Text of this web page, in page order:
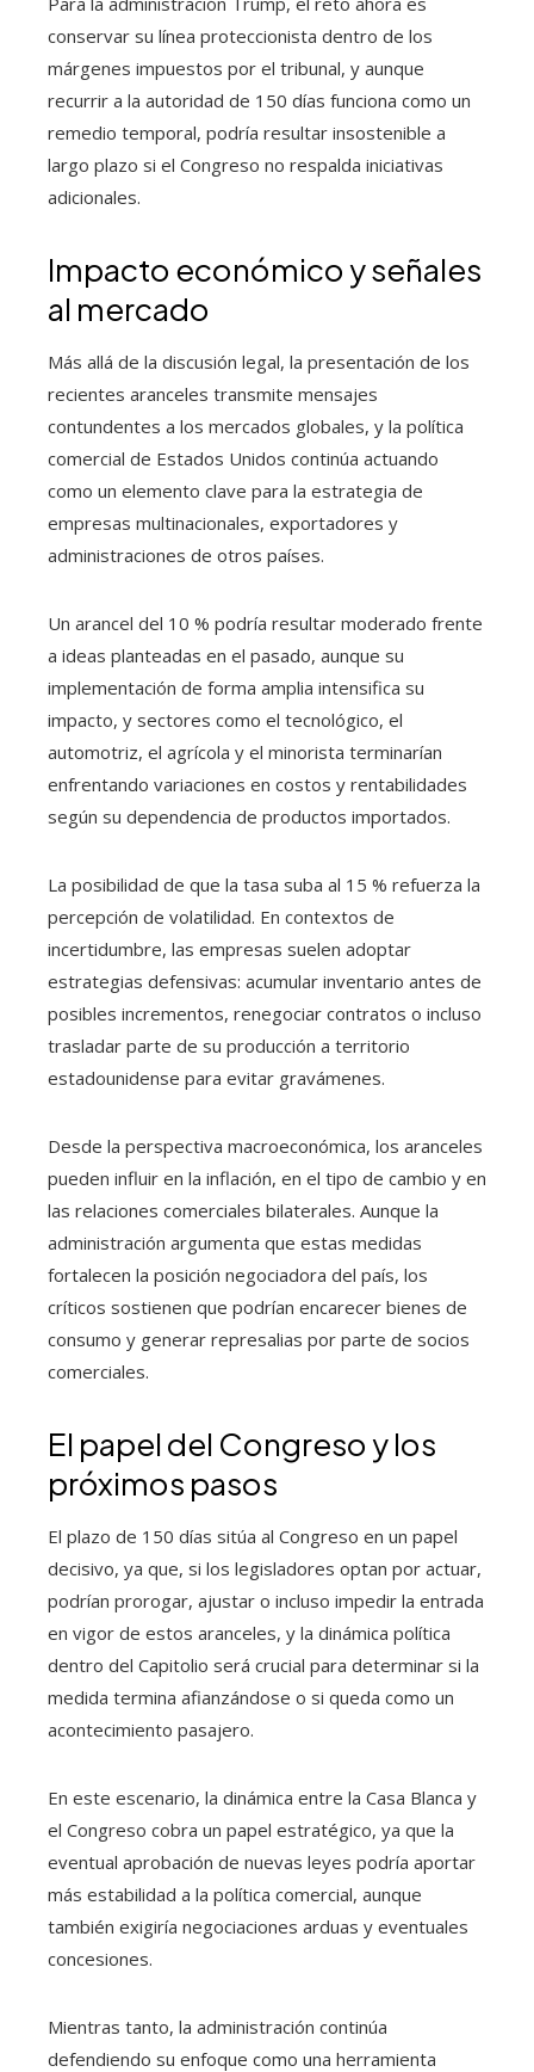
conservar su línea proteccionista dentro de los
márgenes impuestos por el tribunal, y aunque
recurrir a la autoridad de 150 días funciona como un
remedio temporal, podría resultar insostenible a
largo plazo si el Congreso no respalda iniciativas
adicionales.
Impacto económico y señales
al mercado
Más allá de la discusión legal, la presentación de los
recientes aranceles transmite mensajes
contundentes a los mercados globales, y la política
comercial de Estados Unidos continúa actuando
como un elemento clave para la estrategia de
empresas multinacionales, exportadores y
administraciones de otros países.
Un arancel del 10 % podría resultar moderado frente
a ideas planteadas en el pasado, aunque su
implementación de forma amplia intensifica su
impacto, y sectores como el tecnológico, el
automotriz, el agrícola y el minorista terminarían
enfrentando variaciones en costos y rentabilidades
según su dependencia de productos importados.
La posibilidad de que la tasa suba al 15 % refuerza la
percepción de volatilidad. En contextos de
incertidumbre, las empresas suelen adoptar
estrategias defensivas: acumular inventario antes de
posibles incrementos, renegociar contratos o incluso
trasladar parte de su producción a territorio
estadounidense para evitar gravámenes.
Desde la perspectiva macroeconómica, los aranceles
pueden influir en la inflación, en el tipo de cambio y en
las relaciones comerciales bilaterales. Aunque la
administración argumenta que estas medidas
fortalecen la posición negociadora del país, los
críticos sostienen que podrían encarecer bienes de
consumo y generar represalias por parte de socios
comerciales.
El papel del Congreso y los
próximos pasos
El plazo de 150 días sitúa al Congreso en un papel
decisivo, ya que, si los legisladores optan por actuar,
podrían prorogar, ajustar o incluso impedir la entrada
en vigor de estos aranceles, y la dinámica política
dentro del Capitolio será crucial para determinar si la
medida termina afianzándose o si queda como un
acontecimiento pasajero.
En este escenario, la dinámica entre la Casa Blanca y
el Congreso cobra un papel estratégico, ya que la
eventual aprobación de nuevas leyes podría aportar
más estabilidad a la política comercial, aunque
también exigiría negociaciones arduas y eventuales
concesiones.
Mientras tanto, la administración continúa
defendiendo su enfoque como una herramienta